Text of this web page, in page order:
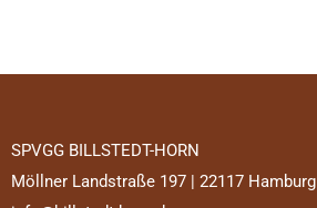
SPVGG BILLSTEDT-HORN
Möllner Landstraße 197 | 22117 Hamburg